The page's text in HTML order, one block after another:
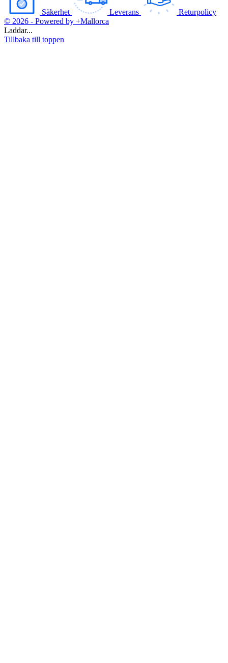
Säkerhet Leverans
Returpolicy
© 2026 - Powered by +Mallorca
Laddar...
Tillbaka till toppen